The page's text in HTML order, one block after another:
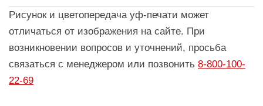
Рисунок и цветопередача уф-печати может
отличаться от изображения на сайте. При
возникновении вопросов и уточнений, просьба
связаться с менеджером или позвонить 8-800-100-
22-69